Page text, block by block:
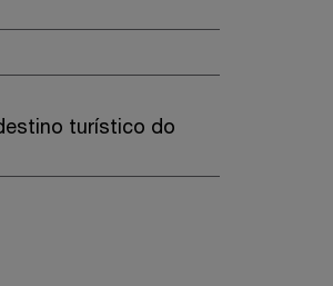
turístico do